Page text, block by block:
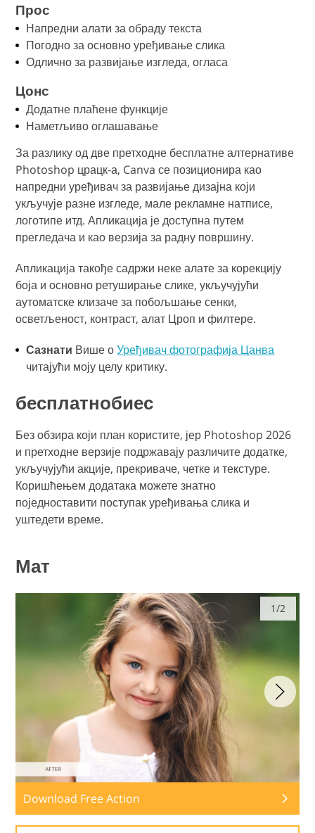
Прос
Напредни алати за обраду текста
Погодно за основно уређивање слика
Одлично за развијање изгледа, огласа
Цонс
Додатне плаћене функције
Наметљиво оглашавање
За разлику од две претходне бесплатне алтернативе
Photoshop црацк-а, Canva се позиционира као
напредни уређивач за развијање дизајна који
укључује разне изгледе, мале рекламне натписе,
логотипе итд. Апликација је доступна путем
прегледача и као верзија за радну површину.
Апликација такође садржи неке алате за корекцију
боја и основно ретуширање слике, укључујући
аутоматске клизаче за побољшање сенки,
осветљеност, контраст, алат Цроп и филтере.
Сазнати Више оУређивач фотографија Цанва
читајући моју целу критику.
бесплатнобиес
Без обзира који план користите, јер Photoshop 2026
и претходне верзије подржавају различите додатке,
укључујући акције, прекриваче, четке и текстуре.
Коришћењем додатака можете знатно
поједноставити поступак уређивања слика и
уштедети време.
Мат
1/2
Download Free Action